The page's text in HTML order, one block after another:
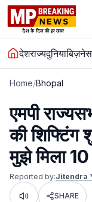
देशराज्यदुनियाबिज़नेस
Home/Bhopal
एमपी
की शिफ्टिंग
मुझे मिला
Reported by:Jitendra
Listen SHARE